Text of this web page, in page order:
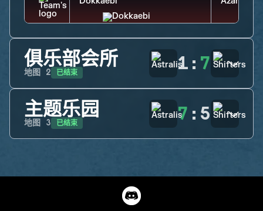
俱乐部会所
地图 2 已结束 1 : 7
主题乐园
地图 3 已结束 7 : 5